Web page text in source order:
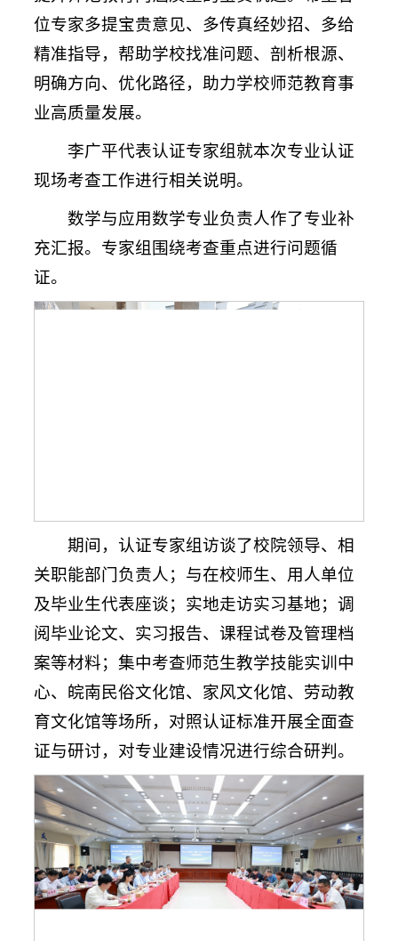
位专家多提宝贵意见、多传真经妙招、多给
精准指导，帮助学校找准问题、剖析根源、
明确方向、优化路径，助力学校师范教育事
业高质量发展。
李广平代表认证专家组就本次专业认证
现场考查工作进行相关说明。
数学与应用数学专业负责人作了专业补
充汇报。专家组围绕考查重点进行问题循
证。
期间，认证专家组访谈了校院领导、相
关职能部门负责人；与在校师生、用人单位
及毕业生代表座谈；实地走访实习基地；调
阅毕业论文、实习报告、课程试卷及管理档
案等材料；集中考查师范生教学技能实训中
心、皖南民俗文化馆、家风文化馆、劳动教
育文化馆等场所，对照认证标准开展全面查
证与研讨，对专业建设情况进行综合研判。